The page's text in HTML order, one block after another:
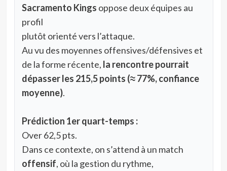
Sacramento Kings oppose deux équipes au
profil
plutôt orienté vers l’attaque.
Au vu des moyennes offensives/défensives et
de la forme récente, la rencontre pourrait
dépasser les 215,5 points (≈ 77%, confiance
moyenne).
Prédiction 1er quart-temps :
Over 62,5 pts.
Dans ce contexte, on s’attend à un match
offensif, où la gestion du rythme,